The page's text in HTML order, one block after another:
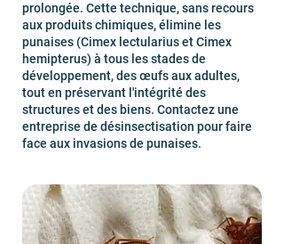
prolongée. Cette technique, sans recours
aux produits chimiques, élimine les
punaises (Cimex lectularius et Cimex
hemipterus) à tous les stades de
développement, des œufs aux adultes,
tout en préservant l'intégrité des
structures et des biens. Contactez une
entreprise de désinsectisation pour faire
face aux invasions de punaises.